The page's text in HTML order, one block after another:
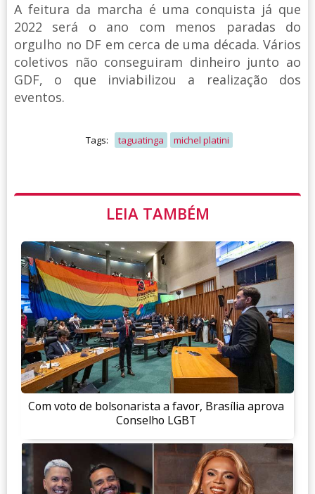
A feitura da marcha é uma conquista já que
2022 será o ano com menos paradas do
orgulho no DF em cerca de uma década. Vários
coletivos não conseguiram dinheiro junto ao
GDF, o que inviabilizou a realização dos
eventos.
Tags: taguatinga michel platini
LEIA TAMBÉM
Com voto de bolsonarista a favor, Brasília aprova
Conselho LGBT